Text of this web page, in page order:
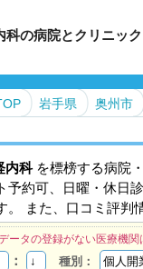
の病院とクリニック
岩手県 奥州市
内科を標榜する病院
予約可、日曜・休日
。 また、口コミ評判
ータの登録がない医療機
： 種別：